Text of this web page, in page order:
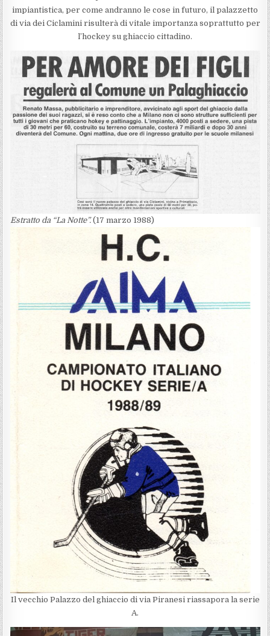
impiantistica, per come andranno le cose in futuro, il palazzetto
di via dei Ciclamini risulterà di vitale importanza soprattutto per
l’hockey su ghiaccio cittadino.
Estratto da “La Notte”.(17 marzo 1988)
Il vecchio Palazzo del ghiaccio di via Piranesi riassapora la serie
A.